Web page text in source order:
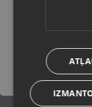
Rīga, Aleksandra
Stāvoklis
60.00
2.73€/mēn.